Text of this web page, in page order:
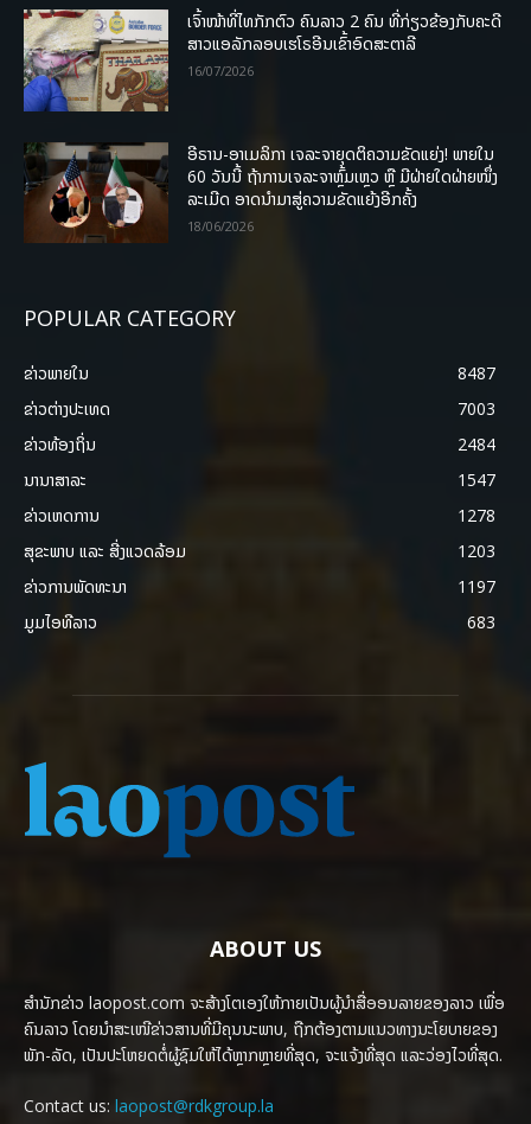
ເຈົ້າໜ້າທີ່ໄທກັກຕົວ ຄົນລາວ 2 ຄົນ ທີ່ກ່ຽວຂ້ອງກັບຄະດີ
ສາວແອລັກລອບເຮໂຣອີນເຂົ້າອົດສະຕາລີ
16/07/2026
ອີຣານ-ອາເມລິກາ ເຈລະຈາຍຸດຕິຄວາມຂັດແຍ່ງ! ພາຍໃນ
60 ວັນນີ້ ຖ້າການເຈລະຈາຫຼົ້ມເຫຼວ ຫຼື ມີຝ່າຍໃດຝ່າຍໜຶ່ງ
ລະເມີດ ອາດນໍາມາສູ່ຄວາມຂັດແຍ້ງອີກຄັ້ງ
18/06/2026
POPULAR CATEGORY
ຂ່າວພາຍ​ໃນ
8487
ຂ່າວຕ່າງປະເທດ
7003
ຂ່າວທ້ອງຖິ່ນ
2484
ນານາສາລະ
1547
ຂ່າວເຫດການ
1278
ສຸຂະພາບ ແລະ ສີ່ງແວດລ້ອມ
1203
ຂ່າວການພັດທະນາ
1197
ມູມໄອທີລາວ
683
ABOUT US
ສຳນັກຂ່າວ laopost.com ຈະສ້າງໂຕເອງໃຫ້ກາຍເປັນຜູ້ນຳສື່ອອນລາຍຂອງລາວ ເພື່ອ
ຄົນລາວ ໂດຍນຳສະເໜີຂ່າວສານທີ່ມີຄຸນນະພາບ, ຖືກຕ້ອງຕາມແນວທາງນະໂຍບາຍຂອງ
ພັກ-ລັດ, ເປັນປະໂຫຍດຕໍ່ຜູ້ຊົມໃຫ້ໄດ້ຫຼາກຫຼາຍທີ່ສຸດ, ຈະແຈ້ງທີ່ສຸດ ແລະວ່ອງໄວທີ່ສຸດ.
Contact us: laopost@rdkgroup.la